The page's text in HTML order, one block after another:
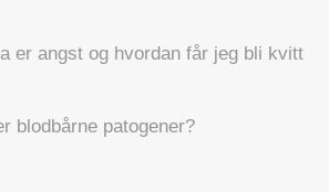
er angst og hvordan får jeg bli kvitt
blodbårne patogener?